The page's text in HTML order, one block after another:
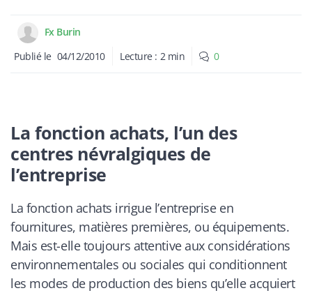
Fx Burin
Publié le 04/12/2010 Lecture : 2 min 0
La fonction achats, l’un des
centres névralgiques de
l’entreprise
La fonction achats irrigue l’entreprise en
fournitures, matières premières, ou équipements.
Mais est-elle toujours attentive aux considérations
environnementales ou sociales qui conditionnent
les modes de production des biens qu’elle acquiert